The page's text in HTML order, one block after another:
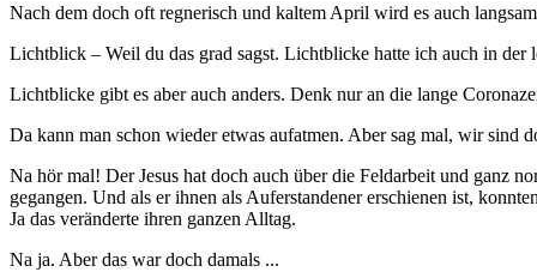
Nach dem doch oft regnerisch und kaltem April wird es auch
Lichtblick – Weil du das grad sagst. Lichtblicke hatte ich auch in der
Lichtblicke gibt es aber auch anders. Denk nur an die lange
Da kann man schon wieder etwas aufatmen. Aber sag mal, wir sind
Na hör mal! Der Jesus hat doch auch über die Feldarbeit und ganz
gegangen. Und als er ihnen als Auferstandener erschienen ist,
Ja das veränderte ihren ganzen Alltag.
Na ja. Aber das war doch damals ...